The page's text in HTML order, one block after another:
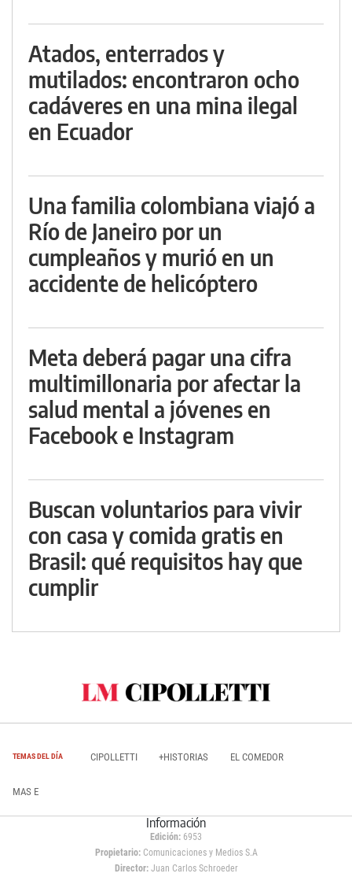
Atados, enterrados y
mutilados: encontraron ocho
cadáveres en una mina ilegal
en Ecuador
Una familia colombiana viajó a
Río de Janeiro por un
cumpleaños y murió en un
accidente de helicóptero
Meta deberá pagar una cifra
multimillonaria por afectar la
salud mental a jóvenes en
Facebook e Instagram
Buscan voluntarios para vivir
con casa y comida gratis en
Brasil: qué requisitos hay que
cumplir
TEMAS DEL DÍA CIPOLLETTI +HISTORIAS EL COMEDOR
MAS E
Información
Edición: 6953
Propietario:Comunicaciones y Medios S.A
Director: Juan Carlos Schroeder